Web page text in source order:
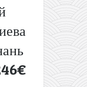
Осень-
весна
Браве:
из